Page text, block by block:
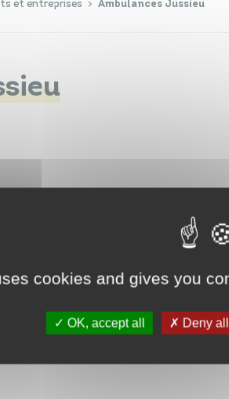
et entreprises Ambulances Jussieu
cookies and gives you
OK, accept all Deny